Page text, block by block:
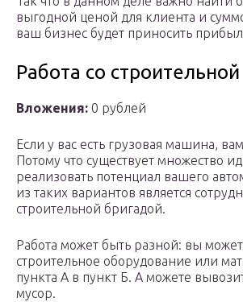
выгодной ценой для клиента и
ваш бизнес будет приносить
Работа со
Вложения: 0 рублей
Если у вас есть грузовая машина,
Потому что существует множество
реализовать потенциал вашего
из таких вариантов является
строительной бригадой.
Работа может быть разной: вы
строительное оборудование или
пункта А в пункт Б. А можете
мусор.